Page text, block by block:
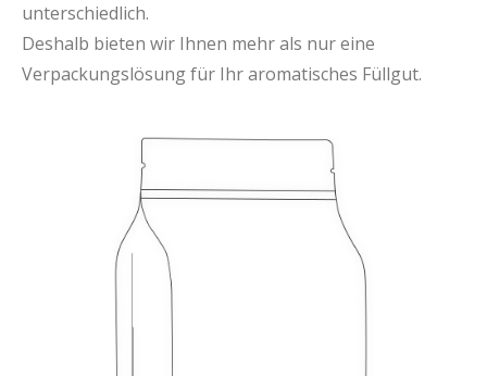
unterschiedlich.
Deshalb bieten wir Ihnen mehr als nur eine
Verpackungslösung für Ihr aromatisches Füllgut.